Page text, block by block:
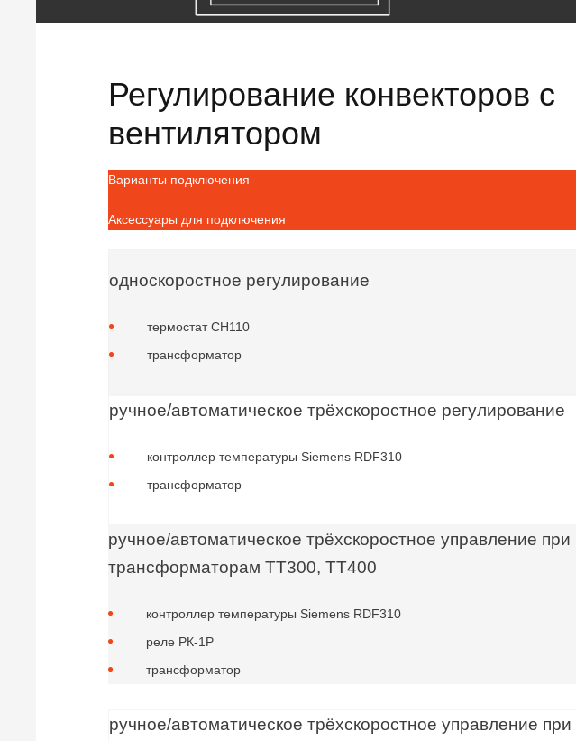
Регулирование конвекторов с
вентилятором
Варианты подключения
Аксессуары для подключения
односкоростное регулирование
термостат CH110
трансформатор
ручное/автоматическое трёхскоростное регулирование
контроллер температуры Siemens RDF310
трансформатор
ручное/автоматическое трёхскоростное управление
трансформаторам ТТ300, ТТ400
контроллер температуры Siemens RDF310
реле РК-1Р
трансформатор
ручное/автоматическое трёхскоростное управление